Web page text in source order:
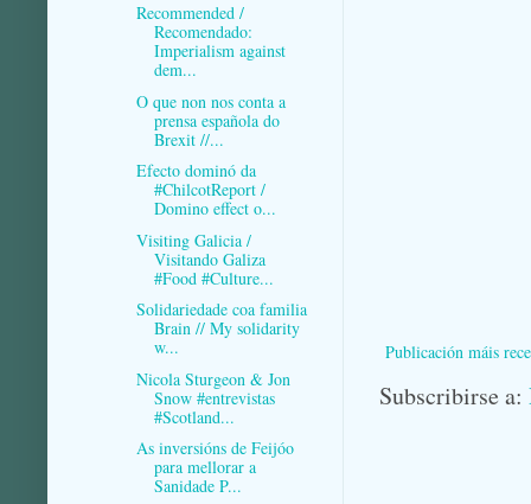
Publicación máis
Subscribirse a:
Recommended /
Recomendado:
Imperialism against
dem...
O que non nos conta a
prensa española do
Brexit //...
Efecto dominó da
#ChilcotReport /
Domino effect o...
Visiting Galicia /
Visitando Galiza
#Food #Culture...
Solidariedade coa familia
Brain // My solidarity
w...
Nicola Sturgeon & Jon
Snow #entrevistas
#Scotland...
As inversións de Feijóo
para mellorar a
Sanidade P...